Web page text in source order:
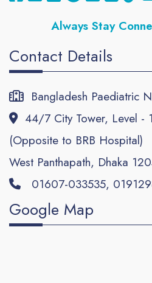
Always Stay
Contact Details
Bangladesh Paediatric
44/7 City Tower, Level -
(Opposite to BRB Hospital)
West Panthapath, Dhaka
01607-033535,
Google Map